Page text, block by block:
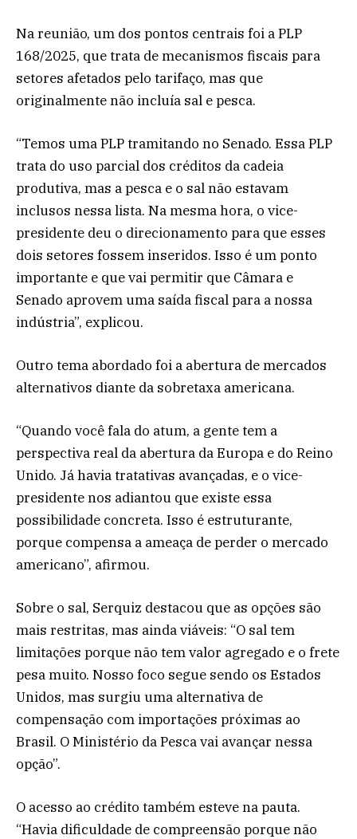
Na reunião, um dos pontos centrais foi a PLP
168/2025, que trata de mecanismos fiscais para
setores afetados pelo tarifaço, mas que
originalmente não incluía sal e pesca.
“Temos uma PLP tramitando no Senado. Essa PLP
trata do uso parcial dos créditos da cadeia
produtiva, mas a pesca e o sal não estavam
inclusos nessa lista. Na mesma hora, o vice-
presidente deu o direcionamento para que esses
dois setores fossem inseridos. Isso é um ponto
importante e que vai permitir que Câmara e
Senado aprovem uma saída fiscal para a nossa
indústria”, explicou.
Outro tema abordado foi a abertura de mercados
alternativos diante da sobretaxa americana.
“Quando você fala do atum, a gente tem a
perspectiva real da abertura da Europa e do Reino
Unido. Já havia tratativas avançadas, e o vice-
presidente nos adiantou que existe essa
possibilidade concreta. Isso é estruturante,
porque compensa a ameaça de perder o mercado
americano”, afirmou.
Sobre o sal, Serquiz destacou que as opções são
mais restritas, mas ainda viáveis: “O sal tem
limitações porque não tem valor agregado e o frete
pesa muito. Nosso foco segue sendo os Estados
Unidos, mas surgiu uma alternativa de
compensação com importações próximas ao
Brasil. O Ministério da Pesca vai avançar nessa
opção”.
O acesso ao crédito também esteve na pauta.
“Havia dificuldade de compreensão porque não